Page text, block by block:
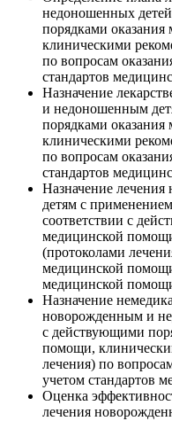
недоношенных
порядками
клиническими
по вопросам
стандартов
Назначение
и недоношенным
порядками
клиническими
по вопросам
стандартов
Назначение
детям с
соответствии с
медицинской
(протоколами
медицинской
медицинской
Назначение
новорожденным и
с действующими
помощи,
лечения) по
учетом стандартов
Оценка
лечения